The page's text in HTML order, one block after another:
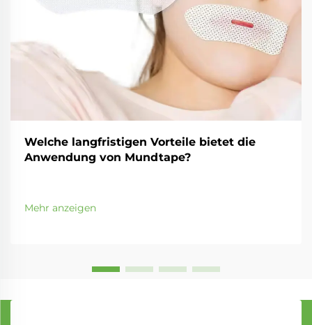
Welche langfristigen Vorteile bietet die
Anwendung von Mundtape?
Mehr anzeigen